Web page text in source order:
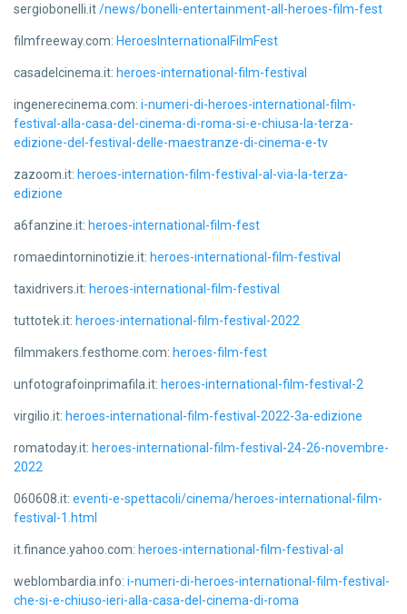
sergiobonelli.it/news/bonelli-entertainment-all-heroes-film-fest
filmfreeway.com: HeroesInternationalFilmFest
casadelcinema.it: heroes-international-film-festival
ingenerecinema.com: i-numeri-di-heroes-international-film-
festival-alla-casa-del-cinema-di-roma-si-e-chiusa-la-terza-
edizione-del-festival-delle-maestranze-di-cinema-e-tv
zazoom.it: heroes-internation-film-festival-al-via-la-terza-
edizione
a6fanzine.it: heroes-international-film-fest
romaedintorninotizie.it: heroes-international-film-festival
taxidrivers.it: heroes-international-film-festival
tuttotek.it: heroes-international-film-festival-2022
filmmakers.festhome.com: heroes-film-fest
unfotografoinprimafila.it: heroes-international-film-festival-2
virgilio.it: heroes-international-film-festival-2022-3a-edizione
romatoday.it: heroes-international-film-festival-24-26-novembre-
2022
060608.it: eventi-e-spettacoli/cinema/heroes-international-film-
festival-1.html
it.finance.yahoo.com: heroes-international-film-festival-al
weblombardia.info: i-numeri-di-heroes-international-film-festival-
che-si-e-chiuso-ieri-alla-casa-del-cinema-di-roma